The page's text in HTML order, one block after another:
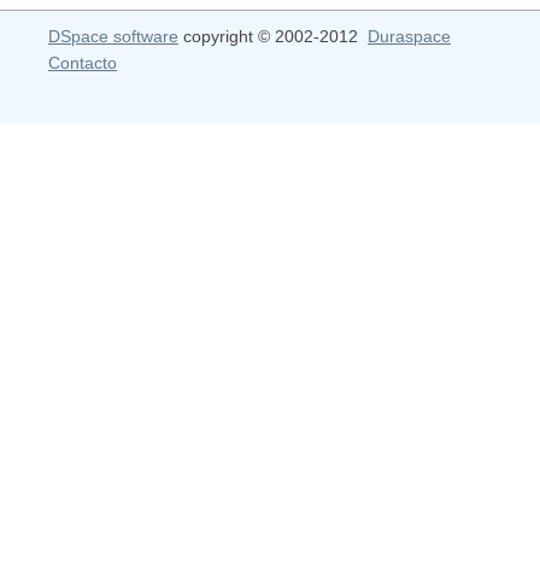
DSpace software copyright © 2002-2012 Duraspace
Contacto